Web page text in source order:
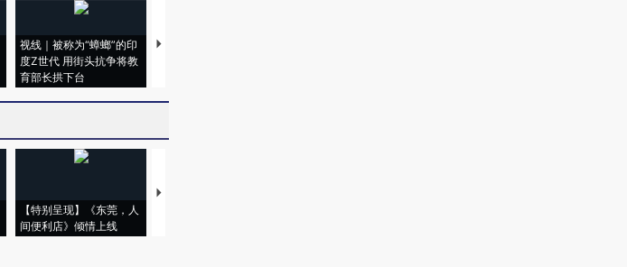
视线｜被称为“蟑螂”的印
度Z世代 用街头抗争将教
育部长拱下台
视线｜“入侵”还是“人道危
【特别呈现】《东莞，人
间便利店》倾情上线
【推广】走进第四届链博